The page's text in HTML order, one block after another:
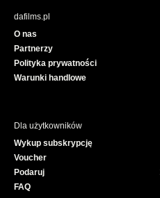
dafilms.pl
O nas
Partnerzy
Polityka prywatności
Warunki handlowe
Dla użytkowników
Wykup subskrypcję
Voucher
Podaruj
FAQ